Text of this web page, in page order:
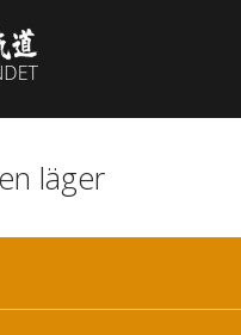
läger